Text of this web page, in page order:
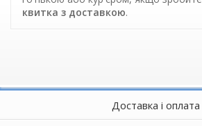
квитка з доставкою.
Доставка і оплата